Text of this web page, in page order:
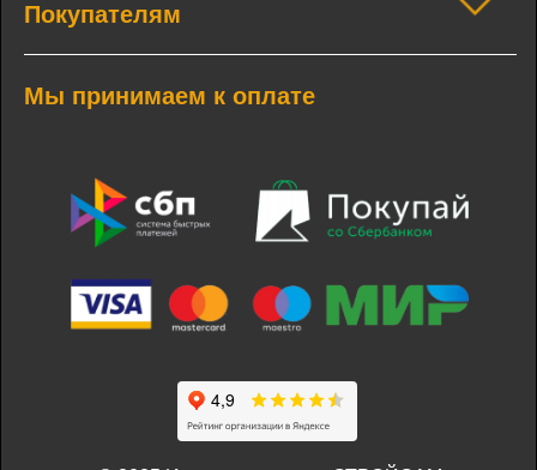
Покупателям
Мы принимаем к оплате